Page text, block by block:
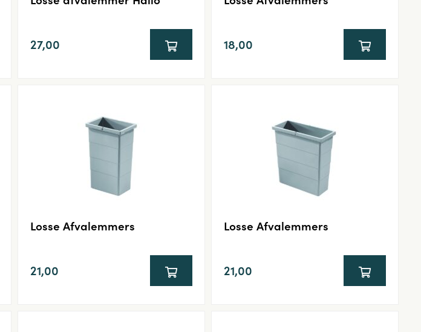
27,00 18,00
Losse Afvalemmers
21,00
Losse Afvalemmers
21,00